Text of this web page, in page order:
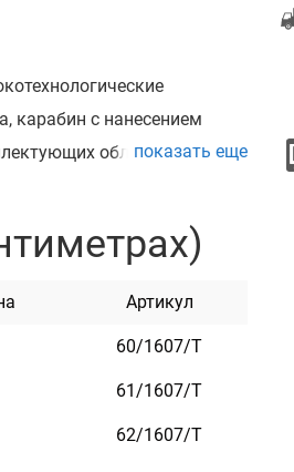
карабин с нанесением
обладает
перехвата для
устойчивостью к
запахов. Ему не
подвижна и активна во
показать еще
Артикул
60/1607/Т
61/1607/Т
62/1607/Т